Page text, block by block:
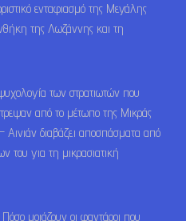
ενταφιασμό της Μεγάλης
της Λωζάννης και τη
των στρατιωτών που
από το μέτωπο της Μικράς
διαβάζει αποσπάσματα από
για τη μικρασιατική
μοιάζουν οι φαντάροι που